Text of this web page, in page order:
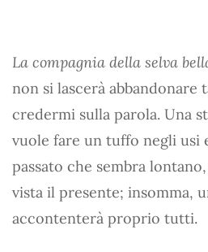
La compagnia della selva
non si lascerà
credermi sulla parola. Una
vuole fare un tuffo negli usi
passato che sembra
vista il presente; insomma,
accontenterà proprio tutti.